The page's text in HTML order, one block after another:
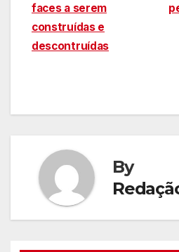
de
Post
faces a serem
construídas e
descontruídas
By